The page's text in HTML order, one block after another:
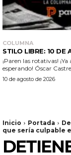
COLUMNA
STILO LIBRE: 10 DE
¡Paren las rotativas!
esperando! Óscar
10 de agosto de 2026